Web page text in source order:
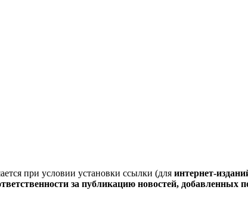
при условии установки ссылки (для интернет-
за публикацию новостей, добавленных